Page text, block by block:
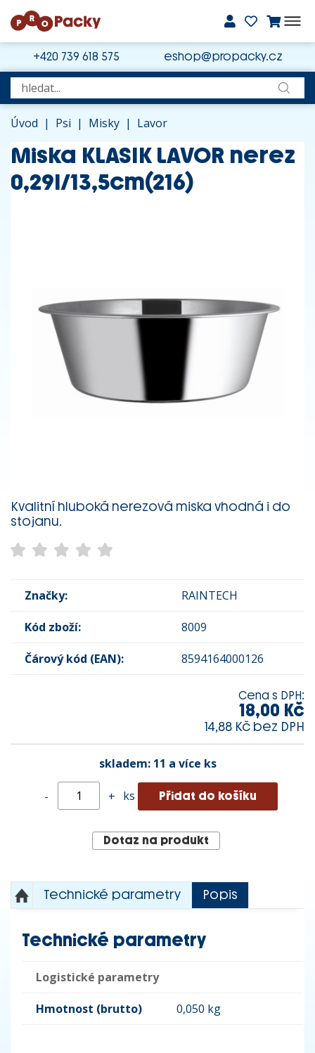
+420 739 618 575 eshop@propacky.cz
Úvod | Psi | Misky | Lavor
Miska KLASIK LAVOR nerez
0,29l/13,5cm(216)
Kvalitní hluboká nerezová miska vhodná i do
stojanu.
Značky: RAINTECH
Kód zboží: 8009
Čárový kód (EAN): 8594164000126
Cena s DPH:
18,00 Kč
14,88 Kč bez DPH
skladem: 11 a více ks
- + ks
Dotaz na produkt
Technické parametry Popis
Technické parametry
Logistické parametry
Hmotnost (brutto) 0,050 kg